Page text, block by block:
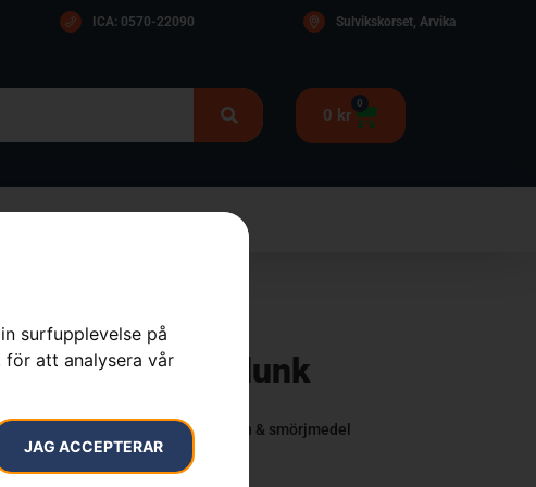
surfupplevelse på
att analysera vår
JAG ACCEPTERAR
ICA: 0570-22090 Sulvikskorset, Arvika
0 kr
0
grå, kombidunk
och fyllutrustning
Oljor, bränslen & smörjmedel